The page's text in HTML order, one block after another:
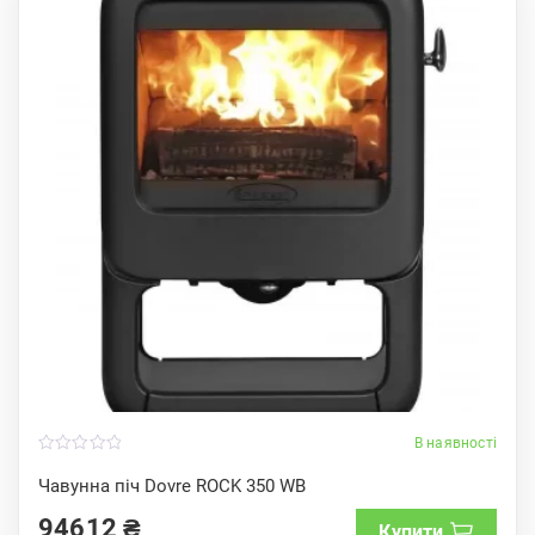
В наявності
Чавунна піч Dovre ROCK 350 WB
o
u
o
94612₴